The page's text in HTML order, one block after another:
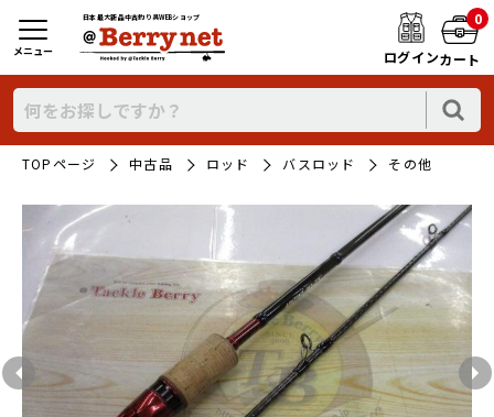
日本最大新品中古釣り具WEBショップ
ログイン
0
カート
メニュー
TOPページ 中古品 ロッド バスロッド その他